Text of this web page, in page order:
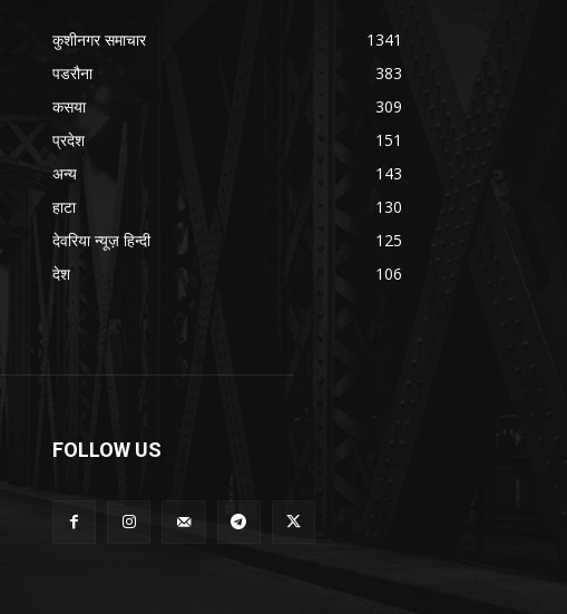
कुशीनगर समाचार
1341
पडरौना
383
कसया
309
प्रदेश
151
अन्य
143
हाटा
130
देवरिया न्यूज़ हिन्दी
125
देश
106
FOLLOW US